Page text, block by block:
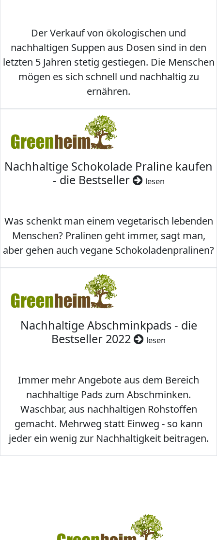
Der Verkauf von ökologischen und
nachhaltigen Suppen aus Dosen sind in den
letzten 5 Jahren stetig gestiegen. Die Menschen
mögen es sich schnell und nachhaltig zu
ernähren.
Nachhaltige Schokolade Praline kaufen
- die Bestseller
lesen
Was schenkt man einem vegetarisch lebenden
Menschen? Pralinen geht immer, sagt man,
aber gehen auch vegane Schokoladenpralinen?
Nachhaltige Abschminkpads - die
Bestseller 2022
lesen
Immer mehr Angebote aus dem Bereich
nachhaltige Pads zum Abschminken.
Waschbar, aus nachhaltigen Rohstoffen
gemacht. Mehrweg statt Einweg - so kann
jeder ein wenig zur Nachhaltigkeit beitragen.